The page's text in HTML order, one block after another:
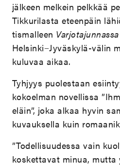
jälkeen melkein pelkkää
Tikkurilasta eteenpäin
tismalleen Varjotajunnassa
Helsinki−Jyväskylä-välin
kuluvaa aikaa.
Tyhjyys puolestaan
kokoelman novellissa
eläin”, joka alkaa hyvin
kuvauksella kuin
”Todellisuudessa vain
koskettavat minua,